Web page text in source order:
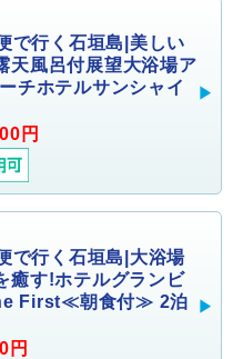
で行く石垣島|美しい
天風呂付展望大浴場ア
チホテルサンシャイ
円
で行く石垣島|大浴場
癒す!ホテルグランビ
First≪朝食付≫ 2泊
円